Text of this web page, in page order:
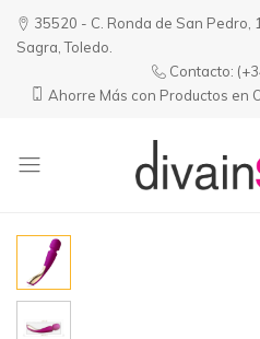
35520 - C. Ronda de San Pedro,
Sagra, Toledo.
Contacto:
Ahorre Más con Productos en